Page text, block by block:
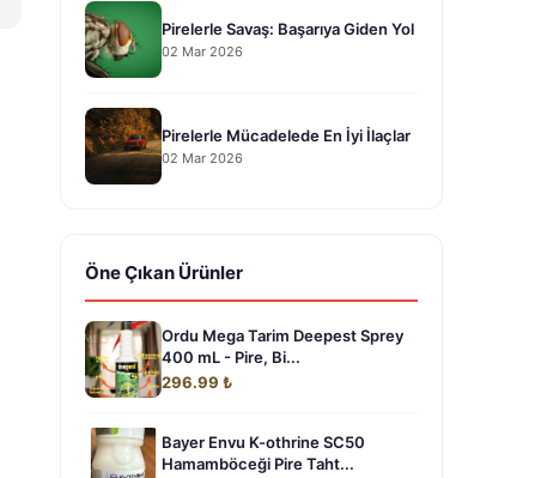
Pirelerle Savaş: Başarıya Giden Yol
02 Mar 2026
Pirelerle Mücadelede En İyi İlaçlar
02 Mar 2026
Öne Çıkan Ürünler
Ordu Mega Tarim Deepest Sprey
400 mL - Pire, Bi...
296.99 ₺
Bayer Envu K-othrine SC50
Hamamböceği Pire Taht...